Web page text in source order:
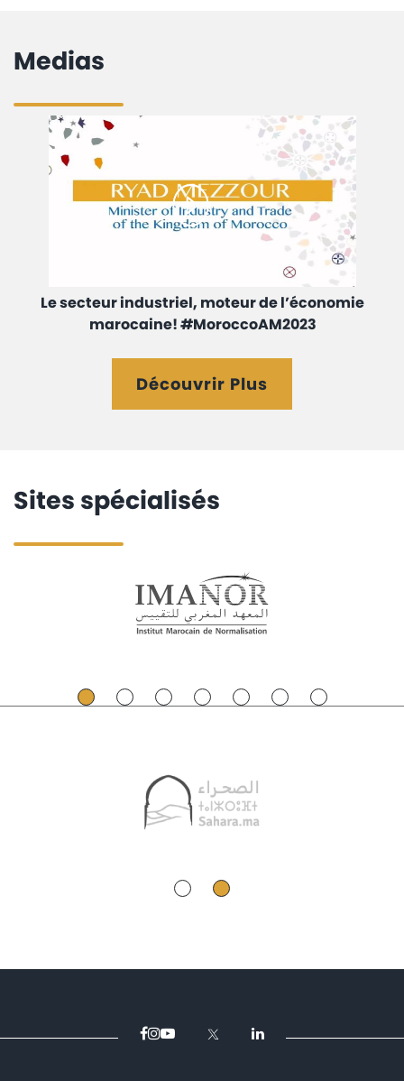
Medias
Le secteur industriel, moteur de l’économie
marocaine! #MoroccoAM2023
Découvrir Plus
Sites spécialisés